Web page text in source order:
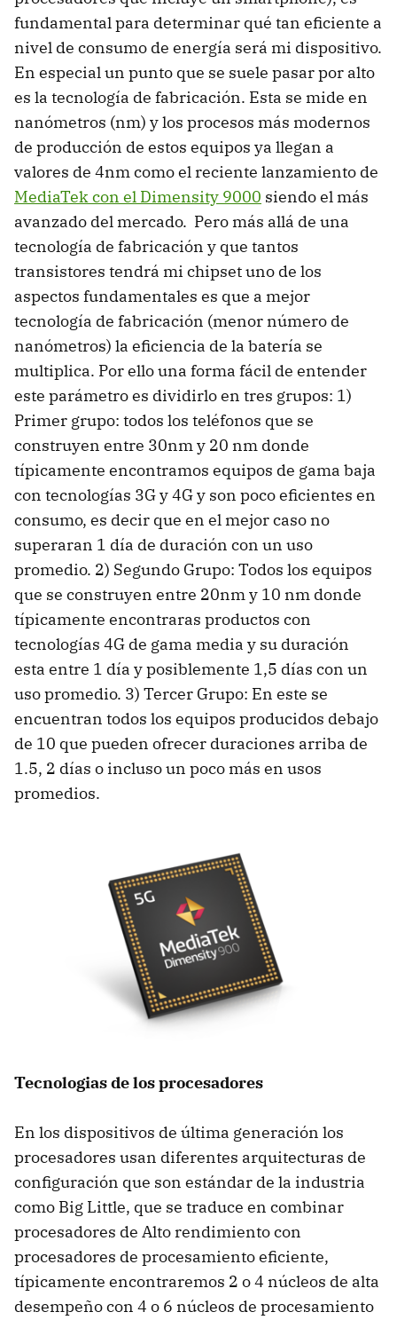
fundamental para determinar qué tan eficiente a
nivel de consumo de energía será mi dispositivo.
En especial un punto que se suele pasar por alto
es la tecnología de fabricación. Esta se mide en
nanómetros (nm) y los procesos más modernos
de producción de estos equipos ya llegan a
valores de 4nm como el reciente lanzamiento de
MediaTek con el Dimensity 9000 siendo el más
avanzado del mercado. Pero más allá de una
tecnología de fabricación y que tantos
transistores tendrá mi chipset uno de los
aspectos fundamentales es que a mejor
tecnología de fabricación (menor número de
nanómetros) la eficiencia de la batería se
multiplica. Por ello una forma fácil de entender
este parámetro es dividirlo en tres grupos: 1)
Primer grupo: todos los teléfonos que se
construyen entre 30nm y 20 nm donde
típicamente encontramos equipos de gama baja
con tecnologías 3G y 4G y son poco eficientes en
consumo, es decir que en el mejor caso no
superaran 1 día de duración con un uso
promedio. 2) Segundo Grupo: Todos los equipos
que se construyen entre 20nm y 10 nm donde
típicamente encontraras productos con
tecnologías 4G de gama media y su duración
esta entre 1 día y posiblemente 1,5 días con un
uso promedio. 3) Tercer Grupo: En este se
encuentran todos los equipos producidos debajo
de 10 que pueden ofrecer duraciones arriba de
1.5, 2 días o incluso un poco más en usos
promedios.
Tecnologias de los procesadores
En los dispositivos de última generación los
procesadores usan diferentes arquitecturas de
configuración que son estándar de la industria
como Big Little, que se traduce en combinar
procesadores de Alto rendimiento con
procesadores de procesamiento eficiente,
típicamente encontraremos 2 o 4 núcleos de alta
desempeño con 4 o 6 núcleos de procesamiento